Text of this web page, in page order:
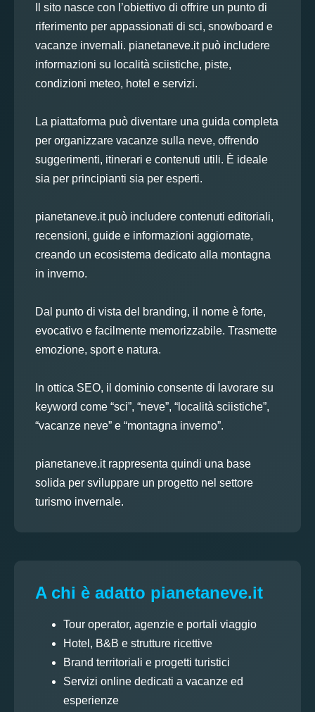
Il sito nasce con l’obiettivo di offrire un punto di
riferimento per appassionati di sci, snowboard e
vacanze invernali. pianetaneve.it può includere
informazioni su località sciistiche, piste,
condizioni meteo, hotel e servizi.
La piattaforma può diventare una guida completa
per organizzare vacanze sulla neve, offrendo
suggerimenti, itinerari e contenuti utili. È ideale
sia per principianti sia per esperti.
pianetaneve.it può includere contenuti editoriali,
recensioni, guide e informazioni aggiornate,
creando un ecosistema dedicato alla montagna
in inverno.
Dal punto di vista del branding, il nome è forte,
evocativo e facilmente memorizzabile. Trasmette
emozione, sport e natura.
In ottica SEO, il dominio consente di lavorare su
keyword come “sci”, “neve”, “località sciistiche”,
“vacanze neve” e “montagna inverno”.
pianetaneve.it rappresenta quindi una base
solida per sviluppare un progetto nel settore
turismo invernale.
A chi è adatto pianetaneve.it
Tour operator, agenzie e portali viaggio
Hotel, B&B e strutture ricettive
Brand territoriali e progetti turistici
Servizi online dedicati a vacanze ed
esperienze